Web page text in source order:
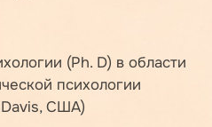
(Ph. D) в области
психологии
США)